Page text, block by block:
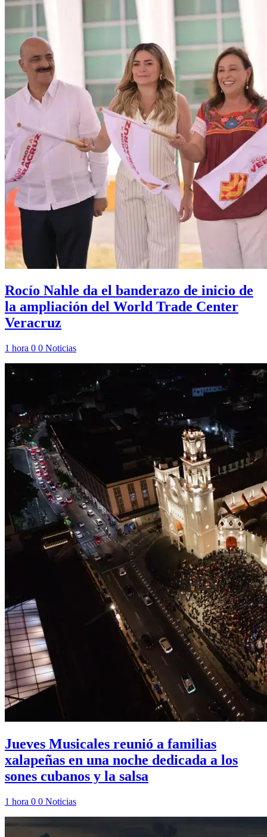
Rocío Nahle da el banderazo de inicio de
la ampliación del World Trade Center
Veracruz
1 hora 0 0 Noticias
Jueves Musicales reunió a familias
xalapeñas en una noche dedicada a los
sones cubanos y la salsa
1 hora 0 0 Noticias